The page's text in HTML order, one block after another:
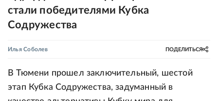
стали победителями Кубка
Содружества
Илья Соболев ПОДЕЛИТЬСЯ
В Тюмени прошел заключительный, шестой
этап Кубка Содружества, задуманный в